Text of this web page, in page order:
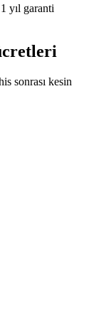
yıl garanti
sonrası kesin